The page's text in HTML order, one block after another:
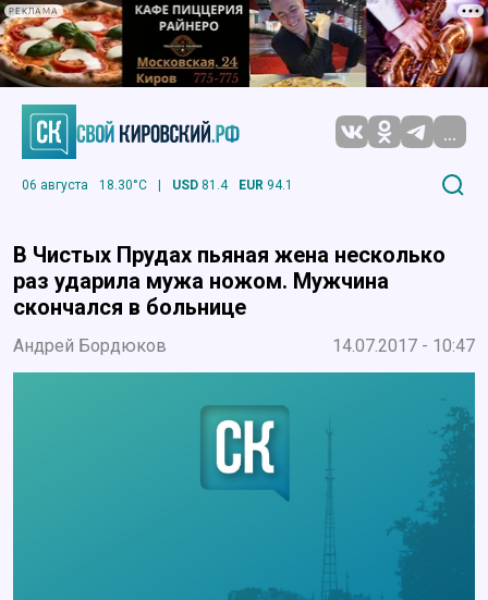
РЕКЛАМА
...
06 августа 18.30°C | USD 81.4 EUR 94.1
В Чистых Прудах пьяная жена несколько
раз ударила мужа ножом. Мужчина
скончался в больнице
Андрей Бордюков 14.07.2017 - 10:47